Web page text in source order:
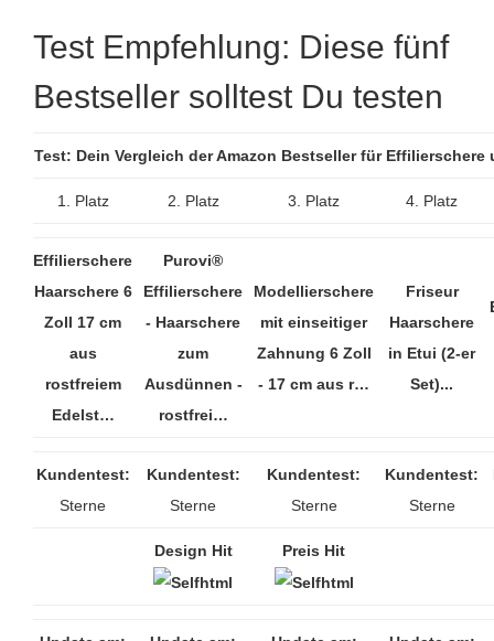
Test Empfehlung: Diese fünf
Bestseller solltest Du testen
Test: Dein Vergleich der Amazon Bestseller für Effilierschere
1. Platz 2. Platz 3. Platz 4. Platz
Effilierschere
Haarschere 6
Zoll 17 cm
aus
rostfreiem
Edelst…
Purovi®
Effilierschere
- Haarschere
zum
Ausdünnen -
rostfrei…
Modellierschere
mit einseitiger
Zahnung 6 Zoll
- 17 cm aus r…
Friseur
Haarschere
in Etui (2-er
Set)...
Kundentest:
Sterne
Kundentest:
Sterne
Kundentest:
Sterne
Kundentest:
Sterne
Design Hit Preis Hit